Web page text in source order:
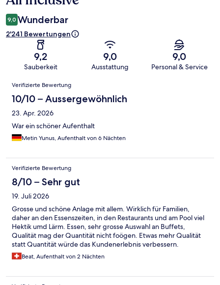
9,0 Wunderbar
2'241 Bewertungen
9,2
Sauberkeit
9,0
Ausstattung
9,0
Personal & Service
Bewertungen
Verifizierte Bewertung
10/10 – Aussergewöhnlich
23. Apr. 2026
War ein schöner Aufenthalt
Metin Yunus, Aufenthalt von 6 Nächten
Verifizierte Bewertung
8/10 – Sehr gut
19. Juli 2026
Grosse und schöne Anlage mit allem. Wirklich für Familien,
daher an den Essenszeiten, in den Restaurants und am Pool viel
Hektik umd Lärm. Essen, sehr grosse Auswahl an Buffets,
Qualität mag der Quantität nicht foögen. Etwas mehr Qualität
statt Quantität würde das Kundenerlebnis verbessern.
Beat, Aufenthalt von 2 Nächten